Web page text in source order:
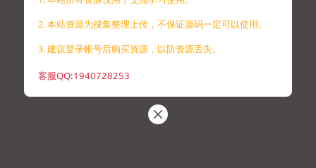
2. 本站资源为搜集整理上传，不保证源码一定可以使用。
3. 建议登录帐号后购买资源，以防资源丢失。
客服QQ:1940728253